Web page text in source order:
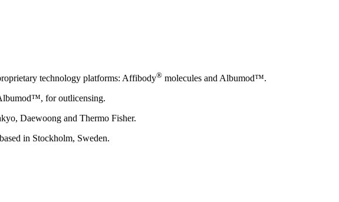
technology platforms: Affibody® molecules and Albumod™.
for outlicensing.
Daewoong and Thermo Fisher.
in Stockholm, Sweden.